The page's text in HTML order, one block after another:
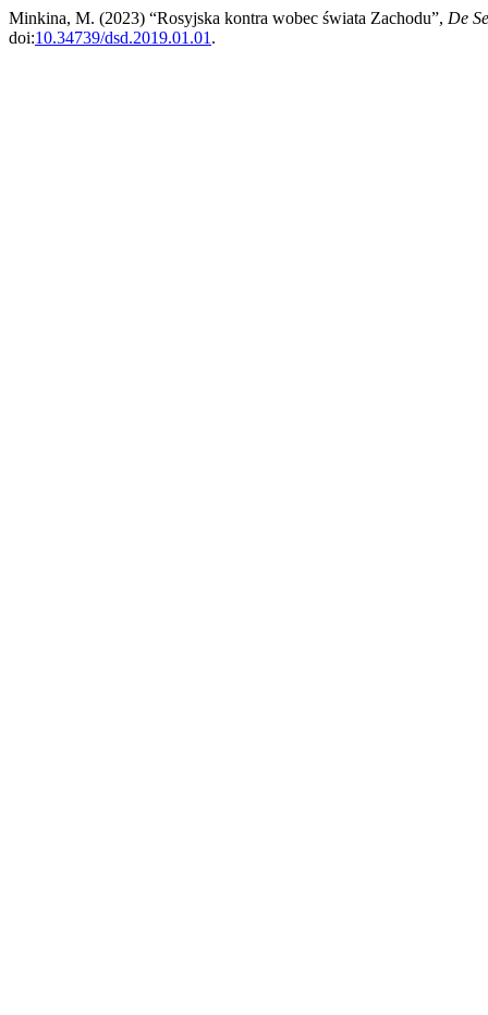
Minkina, M. (2023) “Rosyjska kontra wobec świata Zachodu”, De
doi:10.34739/dsd.2019.01.01 .